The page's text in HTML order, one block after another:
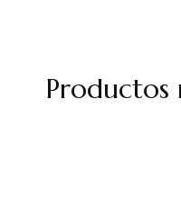
Productos